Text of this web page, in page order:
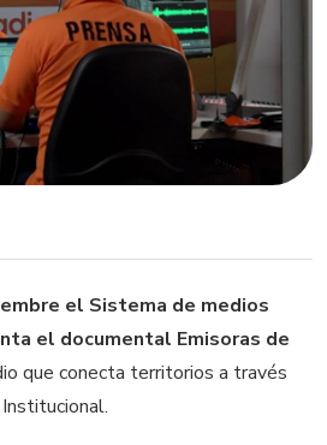
el Sistema de medios
el documental Emisoras de
que conecta territorios a través